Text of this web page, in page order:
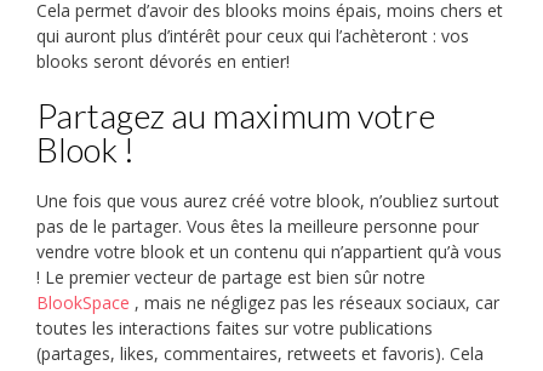
Cela permet d’avoir des blooks moins épais, moins chers et
qui auront plus d’intérêt pour ceux qui l’achèteront : vos
blooks seront dévorés en entier!
Partagez au maximum votre
Blook !
Une fois que vous aurez créé votre blook, n’oubliez surtout
pas de le partager. Vous êtes la meilleure personne pour
vendre votre blook et un contenu qui n’appartient qu’à vous
! Le premier vecteur de partage est bien sûr notre
BlookSpace , mais ne négligez pas les réseaux sociaux, car
toutes les interactions faites sur votre publications
(partages, likes, commentaires, retweets et favoris). Cela